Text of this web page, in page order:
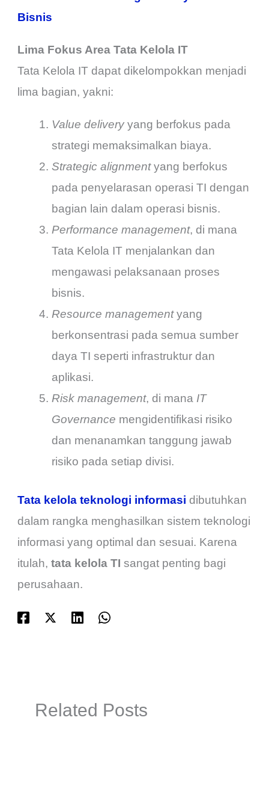
Bisnis
Lima Fokus Area Tata Kelola IT
Tata Kelola IT dapat dikelompokkan menjadi
lima bagian, yakni:
Value delivery yang berfokus pada
strategi memaksimalkan biaya.
Strategic alignmentyang berfokus
pada penyelarasan operasi TI dengan
bagian lain dalam operasi bisnis.
Performance management, di mana
Tata Kelola IT menjalankan dan
mengawasi pelaksanaan proses
bisnis.
Resource managementyang
berkonsentrasi pada semua sumber
daya TI seperti infrastruktur dan
aplikasi.
Risk management, di mana IT
Governance mengidentifikasi risiko
dan menanamkan tanggung jawab
risiko pada setiap divisi.
Tata kelola teknologi informasi dibutuhkan
dalam rangka menghasilkan sistem teknologi
informasi yang optimal dan sesuai. Karena
itulah,tata kelola TIsangat penting bagi
perusahaan.
Related Posts